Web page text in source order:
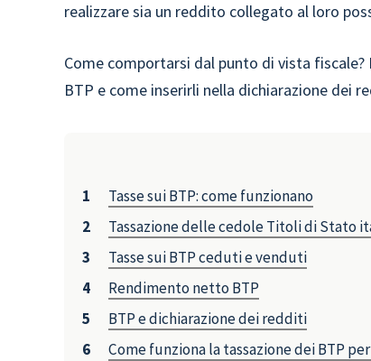
realizzare sia un reddito collegato al loro
Come comportarsi dal punto di vista
BTP e come inserirli nella dichiarazione dei
Tasse sui BTP: come funzionano
Tassazione delle cedole Titoli di Stato
Tasse sui BTP ceduti e venduti
Rendimento netto BTP
BTP e dichiarazione dei redditi
Come funziona la tassazione dei BTP